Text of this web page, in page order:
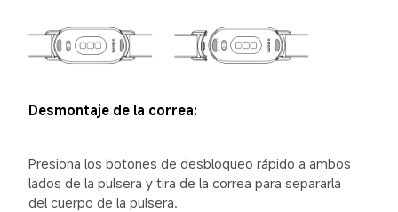
Desmontaje de la correa:
Presiona los botones de desbloqueo rápido a ambos
lados de la pulsera y tira de la correa para separarla
del cuerpo de la pulsera.